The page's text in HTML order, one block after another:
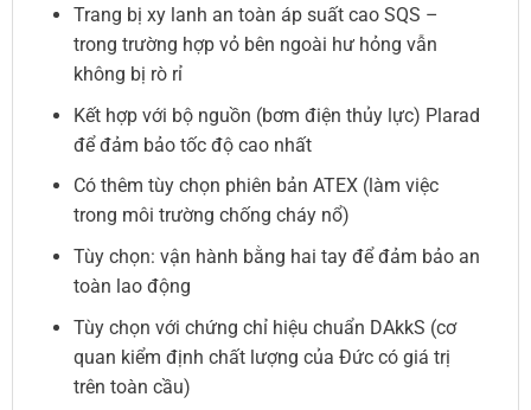
Trang bị xy lanh an toàn áp suất cao SQS –
trong trường hợp vỏ bên ngoài hư hỏng vẫn
không bị rò rỉ
Kết hợp với bộ nguồn (bơm điện thủy lực) Plarad
để đảm bảo tốc độ cao nhất
Có thêm tùy chọn phiên bản ATEX (làm việc
trong môi trường chống cháy nổ)
Tùy chọn: vận hành bằng hai tay để đảm bảo an
toàn lao động
Tùy chọn với chứng chỉ hiệu chuẩn DAkkS (cơ
quan kiểm định chất lượng của Đức có giá trị
trên toàn cầu)